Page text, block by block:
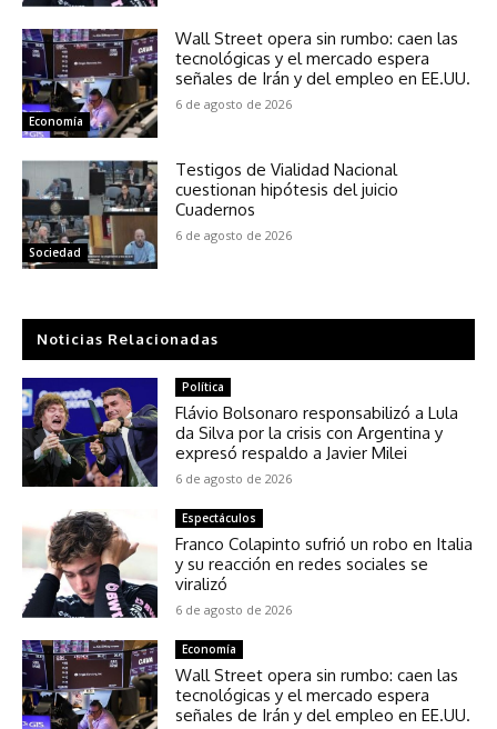
Economía
Wall Street opera sin rumbo: caen las
tecnológicas y el mercado espera
señales de Irán y del empleo en EE.UU.
6 de agosto de 2026
Sociedad
Testigos de Vialidad Nacional
cuestionan hipótesis del juicio
Cuadernos
6 de agosto de 2026
Noticias Relacionadas
Política
Flávio Bolsonaro responsabilizó a Lula
da Silva por la crisis con Argentina y
expresó respaldo a Javier Milei
6 de agosto de 2026
Espectáculos
Franco Colapinto sufrió un robo en Italia
y su reacción en redes sociales se
viralizó
6 de agosto de 2026
Economía
Wall Street opera sin rumbo: caen las
tecnológicas y el mercado espera
señales de Irán y del empleo en EE.UU.